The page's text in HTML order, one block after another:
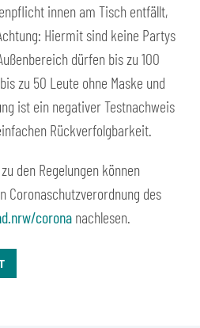
innen am Tisch entfällt,
Hiermit sind keine Partys
dürfen bis zu 100
zu 50 Leute ohne Maske und
ist ein negativer Testnachweis
Rückverfolgbarkeit.
den Regelungen können
Coronaschutzverordnung des
corona nachlesen.